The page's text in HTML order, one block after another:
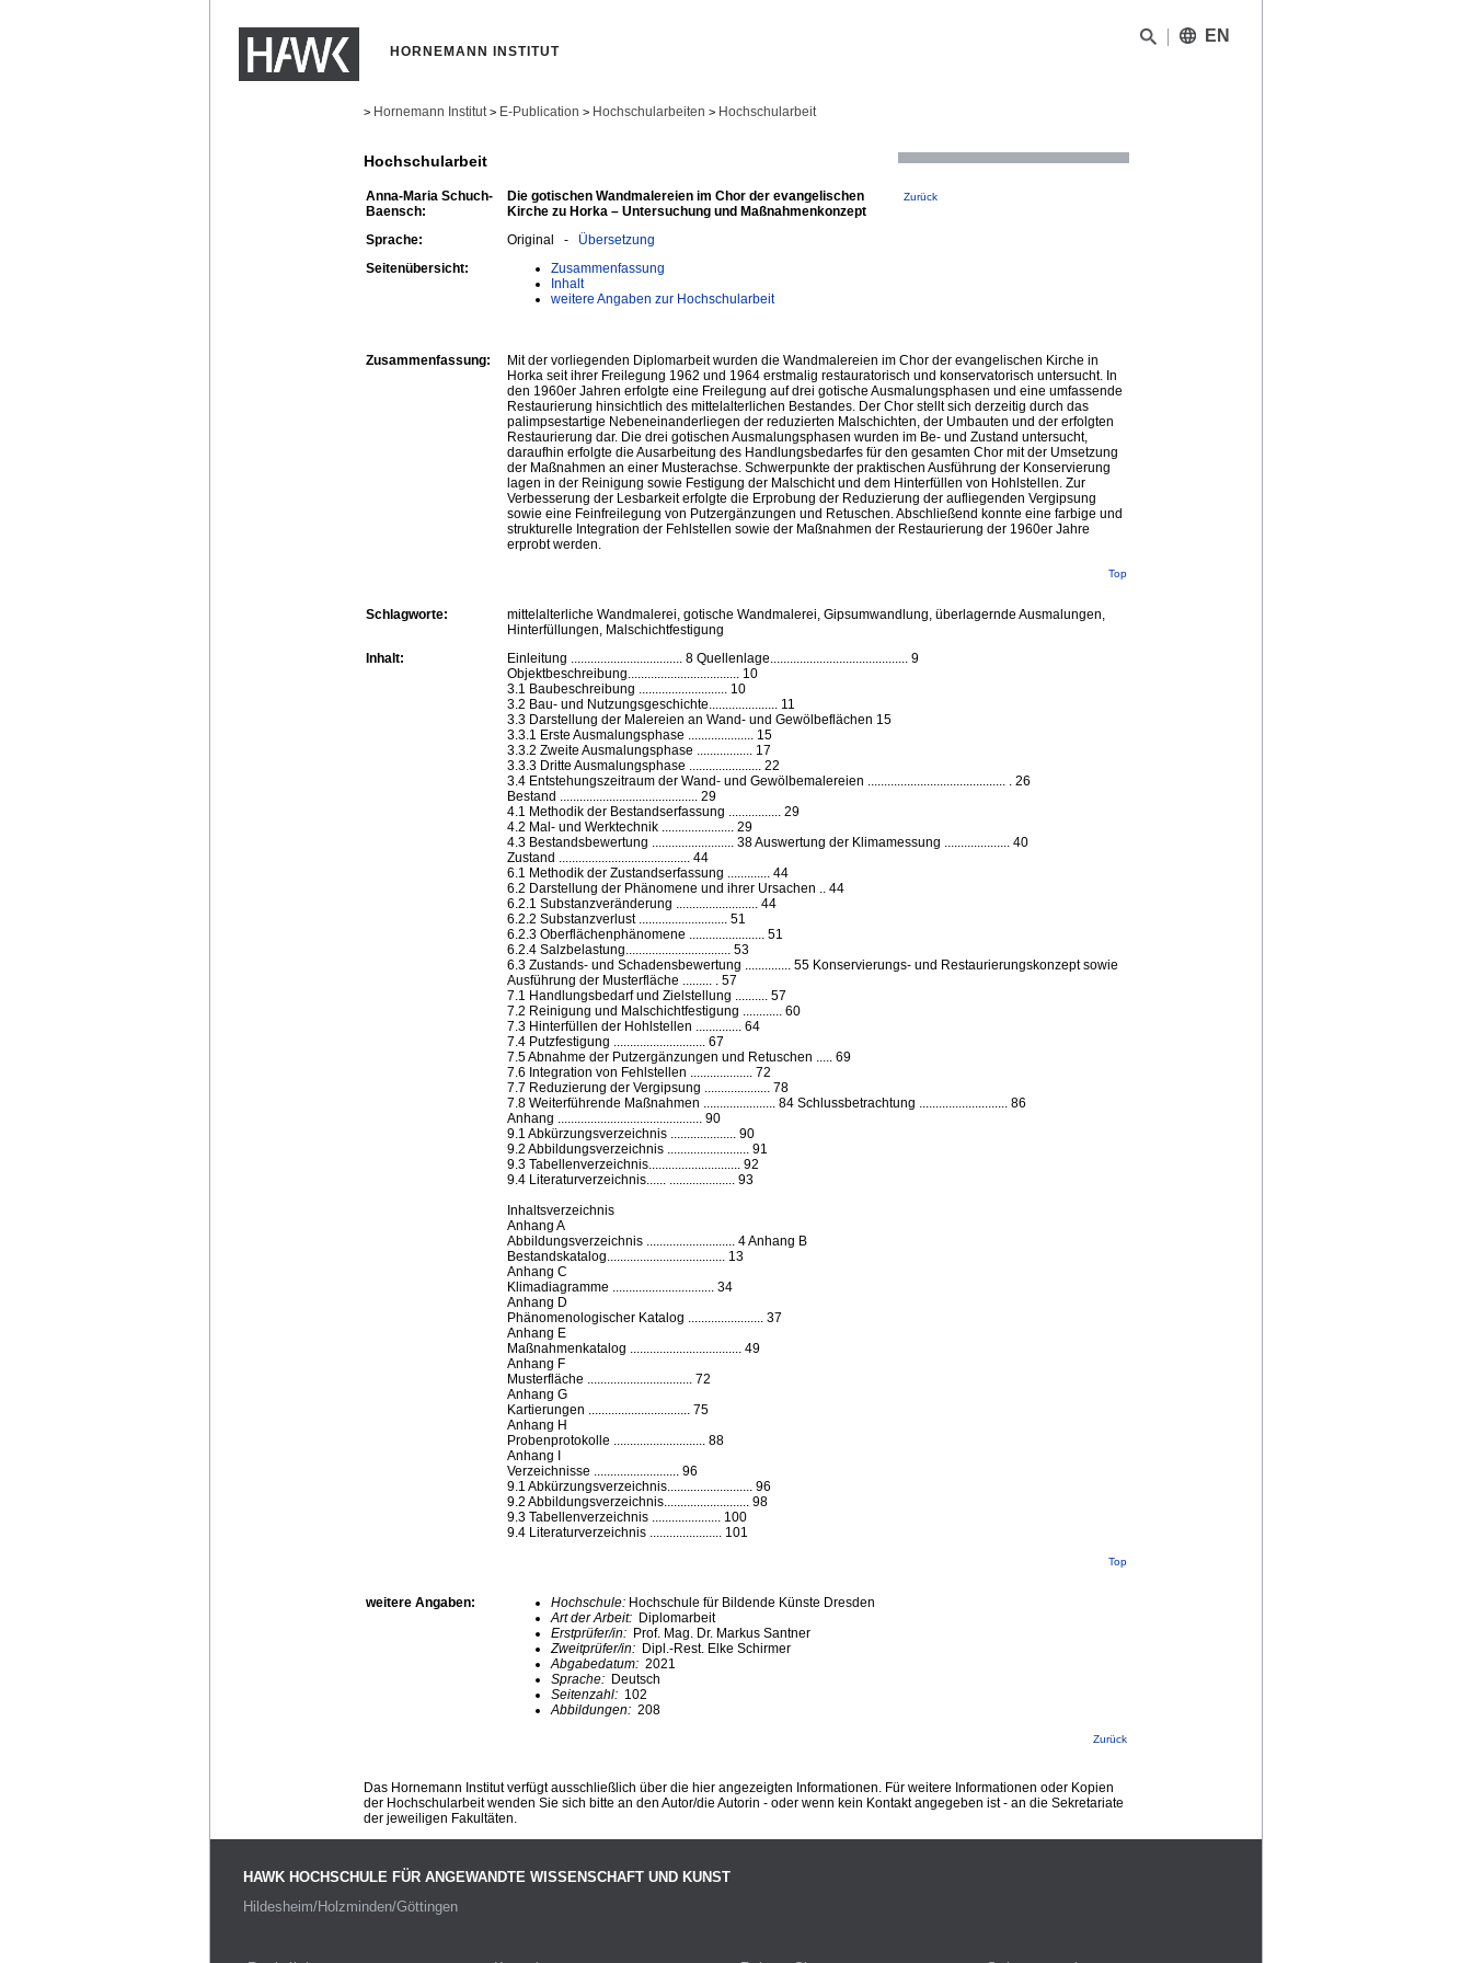
HORNEMANN INSTITUT
EN
> Hornemann Institut > E-Publication > Hochschularbeiten > Hochschularbeit
Hochschularbeit
Anna-Maria Schuch-
Baensch:
Die gotischen Wandmalereien im Chor der evangelischen
Kirche zu Horka – Untersuchung und Maßnahmenkonzept
Zurück
Sprache: Original - Übersetzung
Seitenübersicht:
Zusammenfassung
Inhalt
weitere Angaben zur Hochschularbeit
Zusammenfassung:
Mit der vorliegenden Diplomarbeit wurden die Wandmalereien im Chor der evangelischen Kirche in
Horka seit ihrer Freilegung 1962 und 1964 erstmalig restauratorisch und konservatorisch untersucht. In
den 1960er Jahren erfolgte eine Freilegung auf drei gotische Ausmalungsphasen und eine umfassende
Restaurierung hinsichtlich des mittelalterlichen Bestandes. Der Chor stellt sich derzeitig durch das
palimpsestartige Nebeneinanderliegen der reduzierten Malschichten, der Umbauten und der erfolgten
Restaurierung dar. Die drei gotischen Ausmalungsphasen wurden im Be- und Zustand untersucht,
daraufhin erfolgte die Ausarbeitung des Handlungsbedarfes für den gesamten Chor mit der Umsetzung
der Maßnahmen an einer Musterachse. Schwerpunkte der praktischen Ausführung der Konservierung
lagen in der Reinigung sowie Festigung der Malschicht und dem Hinterfüllen von Hohlstellen. Zur
Verbesserung der Lesbarkeit erfolgte die Erprobung der Reduzierung der aufliegenden Vergipsung
sowie eine Feinfreilegung von Putzergänzungen und Retuschen. Abschließend konnte eine farbige und
strukturelle Integration der Fehlstellen sowie der Maßnahmen der Restaurierung der 1960er Jahre
erprobt werden.
Top
Schlagworte:
mittelalterliche Wandmalerei, gotische Wandmalerei, Gipsumwandlung, überlagernde Ausmalungen,
Hinterfüllungen, Malschichtfestigung
Inhalt:
Einleitung .................................. 8 Quellenlage.......................................... 9
Objektbeschreibung.................................. 10
3.1 Baubeschreibung ........................... 10
3.2 Bau- und Nutzungsgeschichte..................... 11
3.3 Darstellung der Malereien an Wand- und Gewölbeflächen 15
3.3.1 Erste Ausmalungsphase .................... 15
3.3.2 Zweite Ausmalungsphase ................. 17
3.3.3 Dritte Ausmalungsphase ...................... 22
3.4 Entstehungszeitraum der Wand- und Gewölbemalereien .......................................... . 26
Bestand .......................................... 29
4.1 Methodik der Bestandserfassung ................ 29
4.2 Mal- und Werktechnik ...................... 29
4.3 Bestandsbewertung ......................... 38 Auswertung der Klimamessung .................... 40
Zustand ........................................ 44
6.1 Methodik der Zustandserfassung ............. 44
6.2 Darstellung der Phänomene und ihrer Ursachen .. 44
6.2.1 Substanzveränderung ......................... 44
6.2.2 Substanzverlust ........................... 51
6.2.3 Oberflächenphänomene ....................... 51
6.2.4 Salzbelastung................................ 53
6.3 Zustands- und Schadensbewertung .............. 55 Konservierungs- und Restaurierungskonzept sowie
Ausführung der Musterfläche ......... . 57
7.1 Handlungsbedarf und Zielstellung .......... 57
7.2 Reinigung und Malschichtfestigung ............ 60
7.3 Hinterfüllen der Hohlstellen .............. 64
7.4 Putzfestigung ............................ 67
7.5 Abnahme der Putzergänzungen und Retuschen ..... 69
7.6 Integration von Fehlstellen ................... 72
7.7 Reduzierung der Vergipsung .................... 78
7.8 Weiterführende Maßnahmen ...................... 84 Schlussbetrachtung ........................... 86
Anhang ............................................ 90
9.1 Abkürzungsverzeichnis .................... 90
9.2 Abbildungsverzeichnis ......................... 91
9.3 Tabellenverzeichnis............................ 92
9.4 Literaturverzeichnis...... .................... 93
Inhaltsverzeichnis
Anhang A
Abbildungsverzeichnis ........................... 4 Anhang B
Bestandskatalog.................................... 13
Anhang C
Klimadiagramme ............................... 34
Anhang D
Phänomenologischer Katalog ....................... 37
Anhang E
Maßnahmenkatalog .................................. 49
Anhang F
Musterfläche ................................ 72
Anhang G
Kartierungen ............................... 75
Anhang H
Probenprotokolle ............................ 88
Anhang I
Verzeichnisse .......................... 96
9.1 Abkürzungsverzeichnis.......................... 96
9.2 Abbildungsverzeichnis.......................... 98
9.3 Tabellenverzeichnis ..................... 100
9.4 Literaturverzeichnis ...................... 101
Top
weitere Angaben: Hochschule: Hochschule für Bildende Künste Dresden
Art der Arbeit: Diplomarbeit
Erstprüfer/in: Prof. Mag. Dr. Markus Santner
Zweitprüfer/in: Dipl.-Rest. Elke Schirmer
Abgabedatum: 2021
Sprache: Deutsch
Seitenzahl: 102
Abbildungen: 208
Zurück
Das Hornemann Institut verfügt ausschließlich über die hier angezeigten Informationen. Für weitere Informationen oder Kopien
der Hochschularbeit wenden Sie sich bitte an den Autor/die Autorin - oder wenn kein Kontakt angegeben ist - an die Sekretariate
der jeweiligen Fakultäten.
HAWK HOCHSCHULE FÜR ANGEWANDTE WISSENSCHAFT UND KUNST
Hildesheim/Holzminden/Göttingen